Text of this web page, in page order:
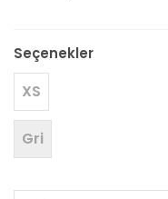
Seçenekler
XS
Gri